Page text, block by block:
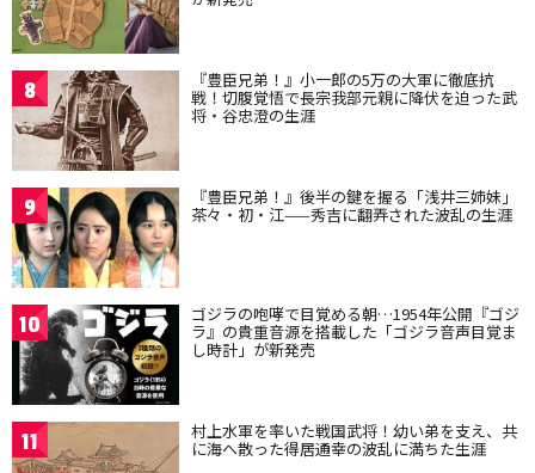
8 『豊臣兄弟！』小一郎の5万の大軍に徹底抗
戦！切腹覚悟で長宗我部元親に降伏を迫った武
将・谷忠澄の生涯
9 『豊臣兄弟！』後半の鍵を握る「浅井三姉妹」
茶々・初・江——秀吉に翻弄された波乱の生涯
10 ゴジラの咆哮で目覚める朝…1954年公開『ゴジ
ラ』の貴重音源を搭載した「ゴジラ音声目覚ま
し時計」が新発売
11 村上水軍を率いた戦国武将！幼い弟を支え、共
に海へ散った得居通幸の波乱に満ちた生涯